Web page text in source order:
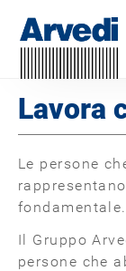
Lavora
Le persone
fondamentale.
Il Gruppo
persone che